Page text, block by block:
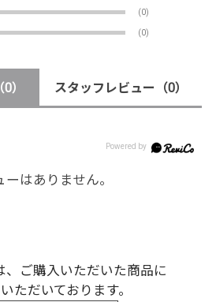
(0)
(0)
（0） スタッフレビュー （0）
ーはありません。
、ご購入いただいた商品に
ただいております。